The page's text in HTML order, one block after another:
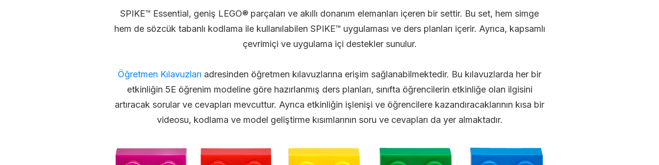
SPIKE™ Essential, geniş LEGO® parçaları ve akıllı donanım elemanları içeren bir settir. Bu set, hem simge
hem de sözcük tabanlı kodlama ile kullanılabilen SPIKE™ uygulaması ve ders planları içerir. Ayrıca, kapsamlı
çevrimiçi ve uygulama içi destekler sunulur.
Öğretmen Kılavuzları adresinden öğretmen kılavuzlarına erişim sağlanabilmektedir. Bu kılavuzlarda her bir
etkinliğin 5E öğrenim modeline göre hazırlanmış ders planları, sınıfta öğrencilerin etkinliğe olan ilgisini
artıracak sorular ve cevapları mevcuttur. Ayrıca etkinliğin işlenişi ve öğrencilere kazandıracaklarının kısa bir
videosu, kodlama ve model geliştirme kısımlarının soru ve cevapları da yer almaktadır.